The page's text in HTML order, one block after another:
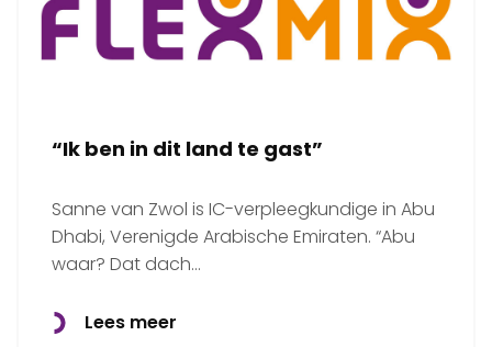
“Ik ben in dit land te gast”
Sanne van Zwol is IC-verpleegkundige in Abu
Dhabi, Verenigde Arabische Emiraten. “Abu
waar? Dat dach…
Lees meer